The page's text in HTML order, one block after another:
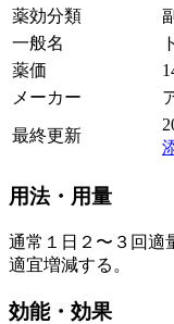
薬効分類
一般名
薬価
メーカー
最終更新
用法・用量
通常１日２〜３回適
適宜増減する。
効能・効果